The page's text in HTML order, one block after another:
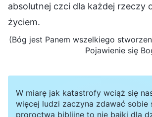
absolutnej czci dla każdej rzeczy
życiem.
(Bóg jest Panem wszelkiego
Pojawienie się
W miarę jak katastrofy wciąż się
więcej ludzi zaczyna zdawać sobie
proroctwa biblijne to nie bajki dla